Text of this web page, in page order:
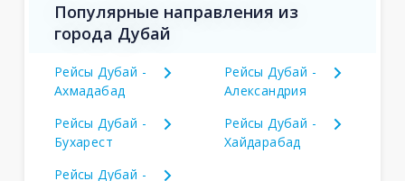
Популярные направления из
города Дубай
Рейсы Дубай -
Ахмадабад
Рейсы Дубай -
Александрия
Рейсы Дубай -
Бухарест
Рейсы Дубай -
Хайдарабад
Рейсы Дубай -